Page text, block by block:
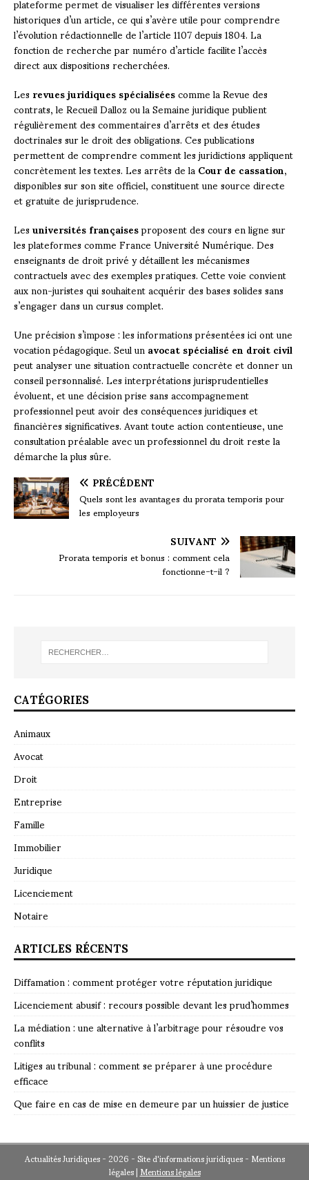
historiques d’un article, ce qui s’avère utile pour comprendre
l’évolution rédactionnelle de l’article 1107 depuis 1804. La
fonction de recherche par numéro d’article facilite l’accès
direct aux dispositions recherchées.
Lesrevues juridiques spécialiséescomme la Revue des
contrats, le Recueil Dalloz ou la Semaine juridique publient
régulièrement des commentaires d’arrêts et des études
doctrinales sur le droit des obligations. Ces publications
permettent de comprendre comment les juridictions appliquent
concrètement les textes. Les arrêts de laCour de cassation,
disponibles sur son site officiel, constituent une source directe
et gratuite de jurisprudence.
Lesuniversités françaisesproposent des cours en ligne sur
les plateformes comme France Université Numérique. Des
enseignants de droit privé y détaillent les mécanismes
contractuels avec des exemples pratiques. Cette voie convient
aux non-juristes qui souhaitent acquérir des bases solides sans
s’engager dans un cursus complet.
Une précision s’impose : les informations présentées ici ont une
vocation pédagogique. Seul unavocat spécialisé en droit civil
peut analyser une situation contractuelle concrète et donner un
conseil personnalisé. Les interprétations jurisprudentielles
évoluent, et une décision prise sans accompagnement
professionnel peut avoir des conséquences juridiques et
financières significatives. Avant toute action contentieuse, une
consultation préalable avec un professionnel du droit reste la
démarche la plus sûre.
PRÉCÉDENT
Quels sont les avantages du prorata temporis pour
les employeurs
SUIVANT
Prorata temporis et bonus : comment cela
fonctionne-t-il ?
CATÉGORIES
Animaux
Avocat
Droit
Entreprise
Famille
Immobilier
Juridique
Licenciement
Notaire
ARTICLES RÉCENTS
Diffamation : comment protéger votre réputation juridique
Licenciement abusif : recours possible devant les prud’hommes
La médiation : une alternative à l’arbitrage pour résoudre vos
conflits
Litiges au tribunal : comment se préparer à une procédure
efficace
Que faire en cas de mise en demeure par un huissier de justice
Actualités Juridiques - 2026 - Site d'informations juridiques - Mentions
légales|Mentions légales